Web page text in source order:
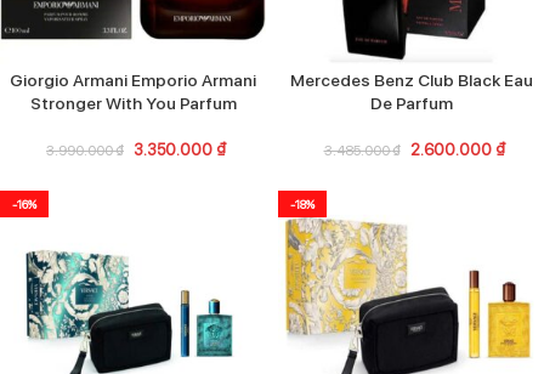
Giorgio Armani Emporio Armani
Stronger With You Parfum
3.990.000₫ 3.350.000 ₫
Mercedes Benz Club Black Eau
De Parfum
3.485.000₫ 2.600.000 ₫
-16% -18%